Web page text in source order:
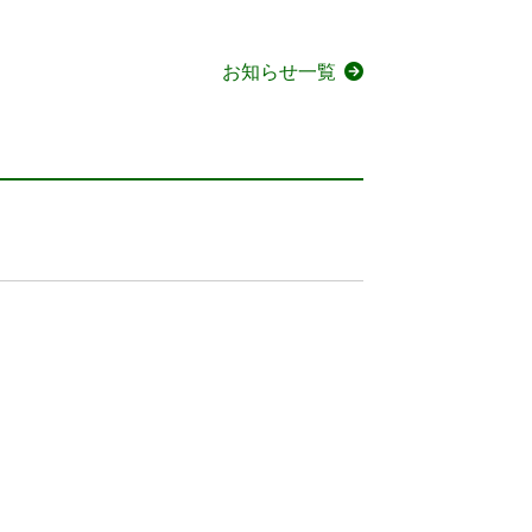
お知らせ一覧